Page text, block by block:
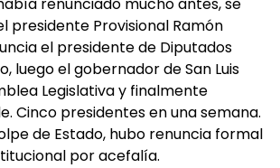
presidente Provisional Ramón
el presidente de Diputados
luego el gobernador de San Luis
Legislativa y finalmente
Cinco presidentes en una semana.
de Estado, hubo renuncia formal
por acefalía.